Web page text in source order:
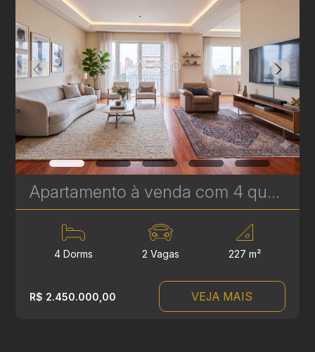
Apartamento à venda com 4 quartos, sendo 2 suítes no Batel - 227 m² - Edifício Lucyr Pasini | Ref. 1792
4 Dorms 2 Vagas 227 m²
R$ 2.450.000,00 VEJA MAIS